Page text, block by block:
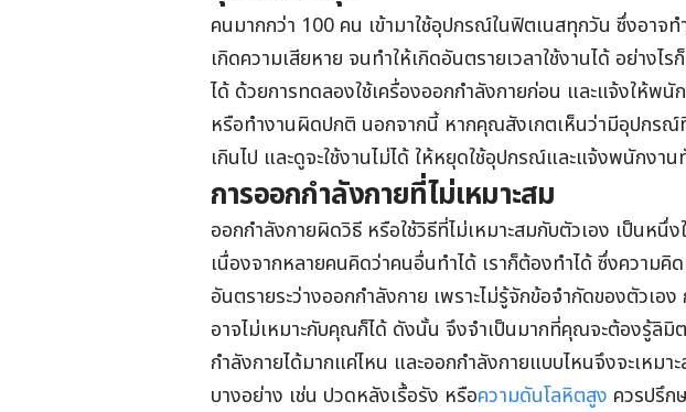
คนมากกว่า 100 คน เข้ามาใช้อุปกรณ์ในฟิตเนสทุกวัน ซึ่งอาจ
เกิดความเสียหาย จนทำให้เกิดอันตรายเวลาใช้งานได้ อย่าง
ได้ ด้วยการทดลองใช้เครื่องออกกำลังกายก่อน และแจ้งให้พ
หรือทำงานผิดปกติ นอกจากนี้ หากคุณสังเกตเห็นว่ามีอุปกรณ์
เกินไป และดูจะใช้งานไม่ได้ ให้หยุดใช้อุปกรณ์และแจ้งพนักงา
การออกกำลังกายที่ไม่เหมาะสม
ออกกำลังกายผิดวิธี หรือใช้วิธีที่ไม่เหมาะสมกับตัวเอง เป็นหนึ่
เนื่องจากหลายคนคิดว่าคนอื่นทำได้ เราก็ต้องทำได้ ซึ่งความคิ
อันตรายระว่างออกกำลังกาย เพราะไม่รู้จักข้อจำกัดของตัวเอ
อาจไม่เหมาะกับคุณก็ได้ ดังนั้น จึงจำเป็นมากที่คุณจะต้องรู้ลิมิ
กำลังกายได้มากแค่ไหน และออกกำลังกายแบบไหนจึงจะเหม
บางอย่าง เช่น ปวดหลังเรื้อรัง หรือความดันโลหิตสูง ควรปรึก